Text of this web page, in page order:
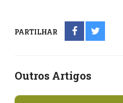
PARTILHAR
Outros Artigos